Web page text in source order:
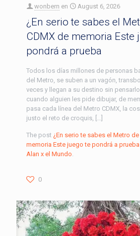
wonbern en August 6, 2026
¿En serio te sabes el
CDMX de memoria Este
pondrá a prueba
Todos los días millones de personas
del Metro, se suben a un vagón,
veces y llegan a su destino sin
cuando alguien les pide dibujar, de
pasa cada línea del Metro CDMX, la
justo el reto de croquis, […]
The post ¿En serio te sabes el Metro
memoria Este juego te pondrá a prueba
Alan x el Mundo.
0